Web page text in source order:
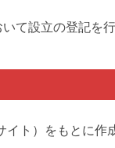
て設立の登記を
イト）をもとに作